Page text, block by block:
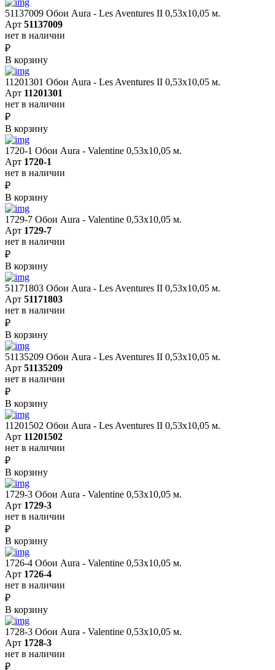
51137009 Обои Aura - Les Aventures II 0,53х10,05 м.
Арт 51137009
нет в наличии
₽
В корзину
11201301 Обои Aura - Les Aventures II 0,53х10,05 м.
Арт 11201301
нет в наличии
₽
В корзину
1720-1 Обои Aura - Valentine 0,53х10,05 м.
Арт 1720-1
нет в наличии
₽
В корзину
1729-7 Обои Aura - Valentine 0,53х10,05 м.
Арт 1729-7
нет в наличии
₽
В корзину
51171803 Обои Aura - Les Aventures II 0,53х10,05 м.
Арт 51171803
нет в наличии
₽
В корзину
51135209 Обои Aura - Les Aventures II 0,53х10,05 м.
Арт 51135209
нет в наличии
₽
В корзину
11201502 Обои Aura - Les Aventures II 0,53х10,05 м.
Арт 11201502
нет в наличии
₽
В корзину
1729-3 Обои Aura - Valentine 0,53х10,05 м.
Арт 1729-3
нет в наличии
₽
В корзину
1726-4 Обои Aura - Valentine 0,53х10,05 м.
Арт 1726-4
нет в наличии
₽
В корзину
1728-3 Обои Aura - Valentine 0,53х10,05 м.
Арт 1728-3
нет в наличии
₽